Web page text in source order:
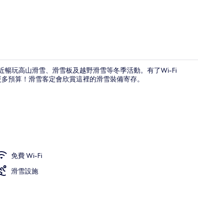
玩高山滑雪、滑雪板及越野滑雪等冬季活動。有了Wi-Fi
預算！滑雪客定會欣賞這裡的滑雪裝備寄存。
免費 Wi-Fi
滑雪設施